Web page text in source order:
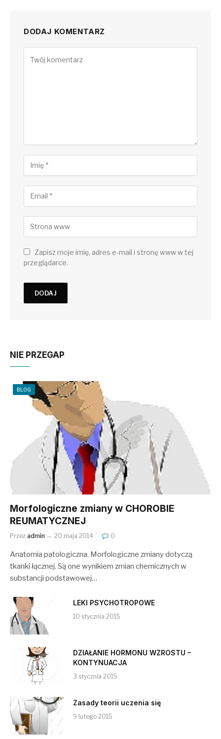
DODAJ KOMENTARZ
Zapisz moje imię, adres e-mail i stronę www w tej
przeglądarce.
NIE PRZEGAP
BLOG
Morfologiczne zmiany w CHOROBIE
REUMATYCZNEJ
Przez admin 20 maja 2014 0
Anatomia patologiczna. Morfologiczne zmiany dotyczą
tkanki łącznej. Są one wynikiem zmian chemicznych w
substancji podstawowej…
LEKI PSYCHOTROPOWE
10 stycznia 2015
DZIAŁANIE HORMONU WZROSTU –
KONTYNUACJA
3 stycznia 2015
Zasady teorii uczenia się
9 lutego 2015